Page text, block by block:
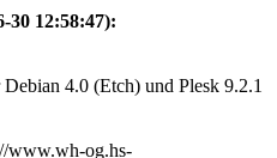
30 12:58:47):
4.0 (Etch) und Plesk 9.2.1
www.wh-og.hs-